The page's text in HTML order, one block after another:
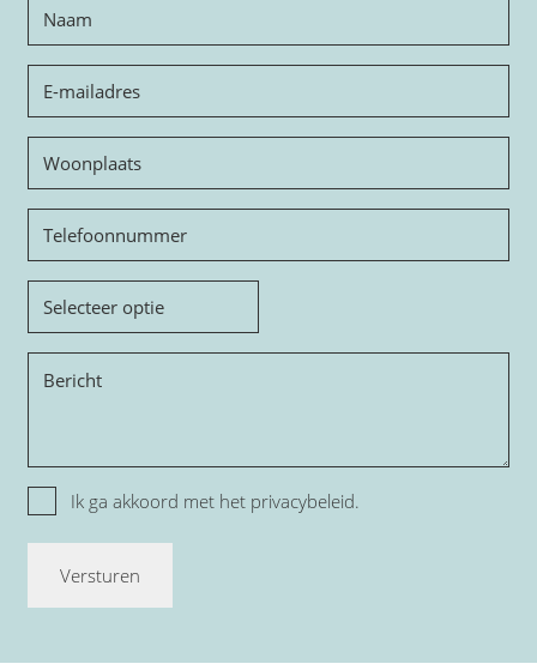
Woonplaats
Telefoon
Onderwerp
PrivacyIk ga akkoord met het privacybeleid.